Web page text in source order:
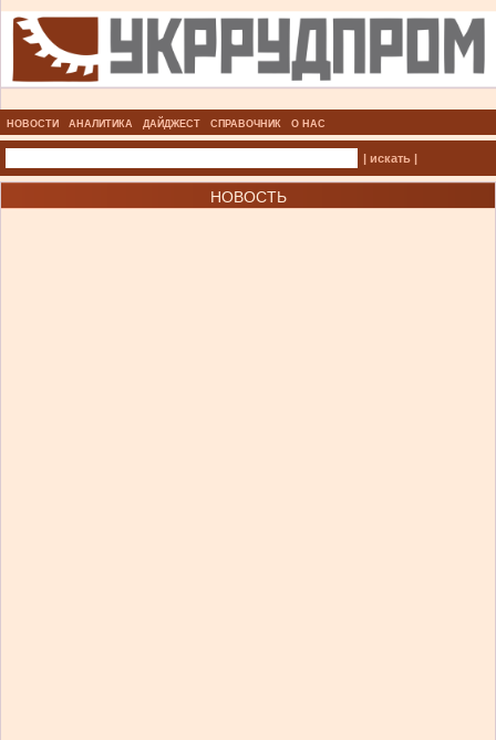
НОВОСТИ АНАЛИТИКА ДАЙДЖЕСТ СПРАВОЧНИК О НАС
| искать |
НОВОСТЬ